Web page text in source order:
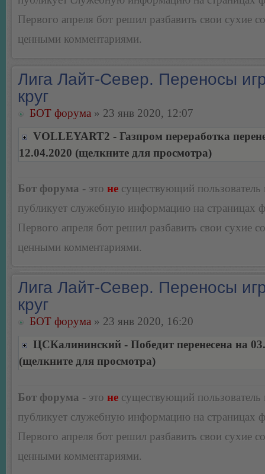
Первого апреля бот решил разбавить свои сухие
ценными комментариями.
Лига Лайт-Север. Переносы
круг
БОТ форума » 23 янв 2020, 12:07
VOLLEYART2 - Газпром переработка
12.04.2020 (щелкните для просмотра)
Бот форума - это не существующий пользователь
публикует служебную информацию на страницах
Первого апреля бот решил разбавить свои сухие
ценными комментариями.
Лига Лайт-Север. Переносы
круг
БОТ форума » 23 янв 2020, 16:20
ЦСКалининский - Победит перенесена на
(щелкните для просмотра)
Бот форума - это не существующий пользователь
публикует служебную информацию на страницах
Первого апреля бот решил разбавить свои сухие
ценными комментариями.